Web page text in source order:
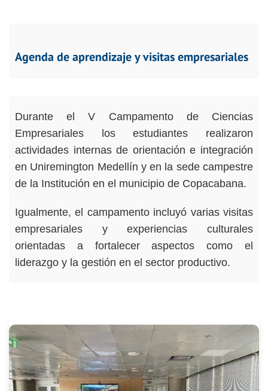
Agenda de aprendizaje y visitas empresariales
Durante el V Campamento de Ciencias
Empresariales los estudiantes realizaron
actividades internas de orientación e integración
en Uniremington Medellín y en la sede campestre
de la Institución en el municipio de Copacabana.
Igualmente, el campamento incluyó varias visitas
empresariales y experiencias culturales
orientadas a fortalecer aspectos como el
liderazgo y la gestión en el sector productivo.